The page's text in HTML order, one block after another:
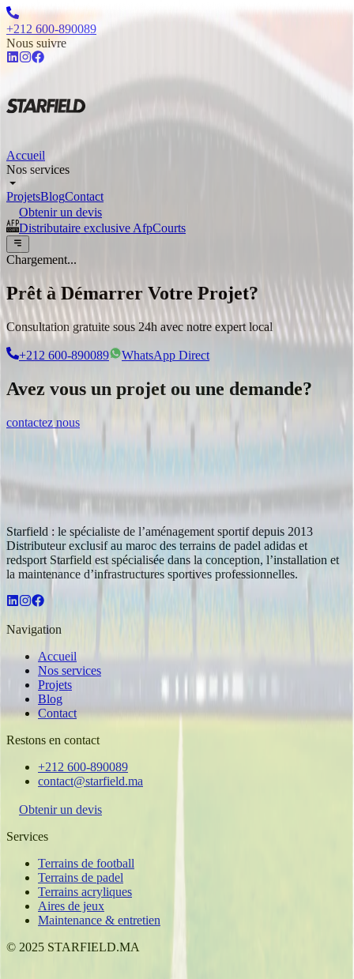
+212 600-890089
Nous suivre
Accueil
Nos services
ProjetsBlogContact
Obtenir un devis
Distributaire exclusive AfpCourts
Chargement...
Prêt à Démarrer Votre Projet?
Consultation gratuite sous 24h avec notre expert local
+212 600-890089 WhatsApp Direct
Avez vous un projet ou une demande?
contactez nous
Starfield : le spécialiste de l’aménagement sportif depuis 2013
Distributeur exclusif au maroc des terrains de padel adidas et
redsport Starfield est spécialisée dans la conception, l’installation et
la maintenance d’infrastructures sportives professionnelles.
Navigation
Accueil
Nos services
Projets
Blog
Contact
Restons en contact
+212 600-890089
contact@starfield.ma
Obtenir un devis
Services
Terrains de football
Terrains de padel
Terrains acryliques
Aires de jeux
Maintenance & entretien
© 2025 STARFIELD.MA